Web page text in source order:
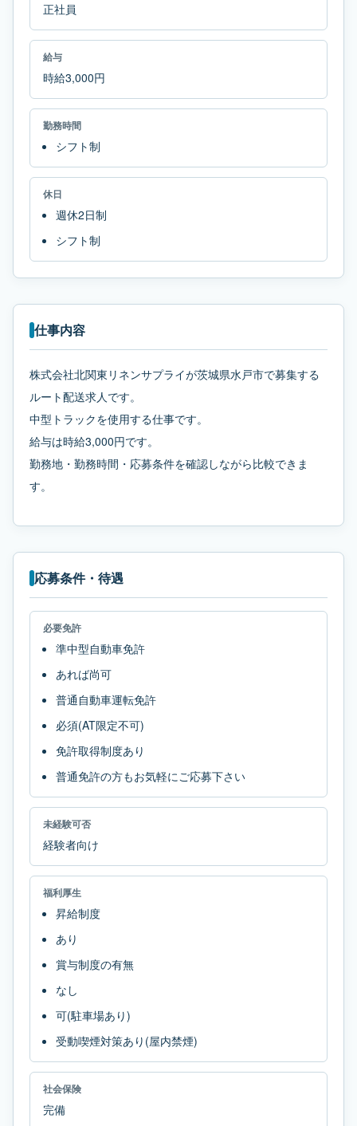
正社員
給与
時給3,000円
勤務時間
シフト制
休日
週休2日制
シフト制
仕事内容
株式会社北関東リネンサプライが茨城県水戸市で募集する
ルート配送求人です。
中型トラックを使用する仕事です。
給与は時給3,000円です。
勤務地・勤務時間・応募条件を確認しながら比較できま
す。
応募条件・待遇
必要免許
準中型自動車免許
あれば尚可
普通自動車運転免許
必須(AT限定不可)
免許取得制度あり
普通免許の方もお気軽にご応募下さい
未経験可否
経験者向け
福利厚生
昇給制度
あり
賞与制度の有無
なし
可(駐車場あり)
受動喫煙対策あり(屋内禁煙)
社会保険
完備